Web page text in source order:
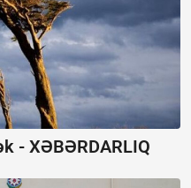
- XƏBƏRDARLIQ